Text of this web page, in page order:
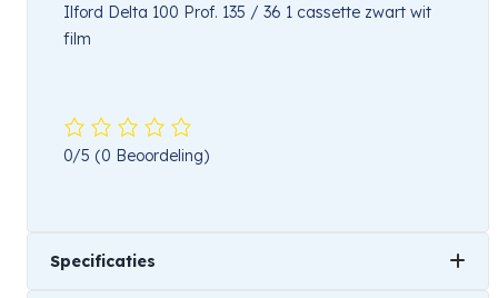
Ilford Delta 100 Prof. 135 / 36 1 cassette zwart wit
film
0/5 (0 Beoordeling)
Specificaties